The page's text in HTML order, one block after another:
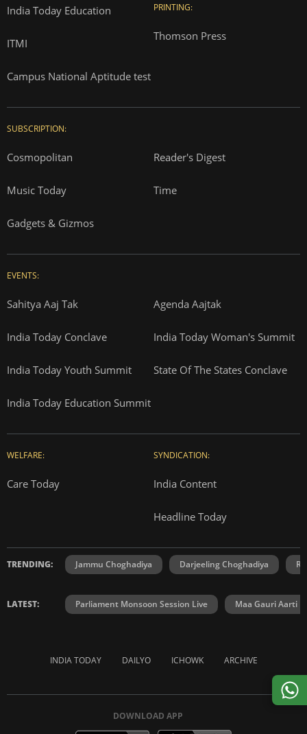
India Today Education
ITMI
Campus National Aptitude test
PRINTING:
Thomson Press
SUBSCRIPTION:
Cosmopolitan Reader's Digest
Music Today Time
Gadgets & Gizmos
EVENTS:
Sahitya Aaj Tak Agenda Aajtak
India Today Conclave India Today Woman's Summit
India Today Youth Summit State Of The States Conclave
India Today Education Summit
WELFARE:
Care Today
SYNDICATION:
India Content
Headline Today
TRENDING: Jammu Choghadiya Darjeeling Choghadiya
LATEST: Parliament Monsoon Session Live Maa Gauri Aarti
INDIA TODAY DAILYO ICHOWK ARCHIVE
DOWNLOAD APP